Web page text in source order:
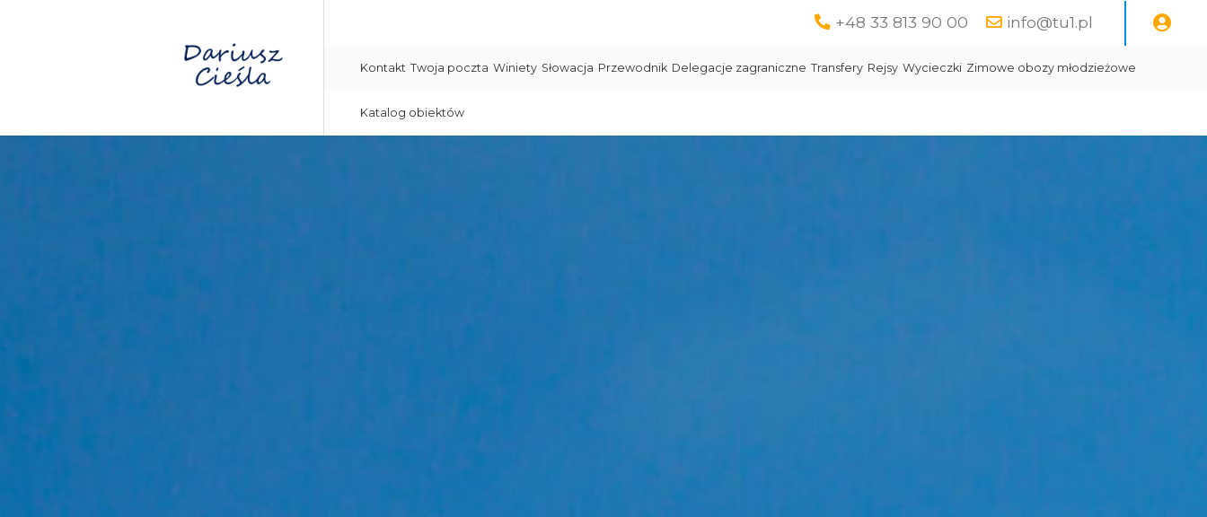
+48 33 813 90 00 info@tu1.pl
Kontakt Twoja poczta Winiety Słowacja Przewodnik Delegacje zagraniczne Transfery Rejsy Wycieczki Zimowe obozy młodzieżowe
Katalog obiektów